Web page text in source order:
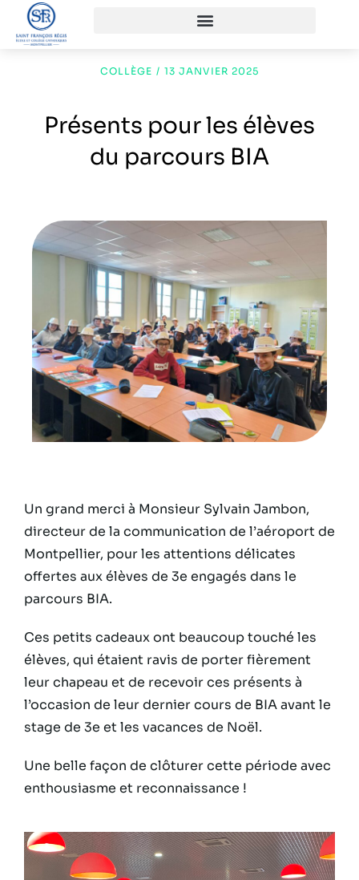
COLLÈGE / 13 JANVIER 2025
Présents pour les élèves
du parcours BIA
Un grand merci à Monsieur Sylvain Jambon,
directeur de la communication de l’aéroport de
Montpellier, pour les attentions délicates
offertes aux élèves de 3e engagés dans le
parcours BIA.
Ces petits cadeaux ont beaucoup touché les
élèves, qui étaient ravis de porter fièrement
leur chapeau et de recevoir ces présents à
l’occasion de leur dernier cours de BIA avant le
stage de 3e et les vacances de Noël.
Une belle façon de clôturer cette période avec
enthousiasme et reconnaissance !